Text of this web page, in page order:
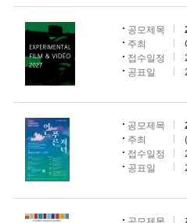
공모제목
주최
접수일정
공표일
공모제목
주최
접수일정
공표일